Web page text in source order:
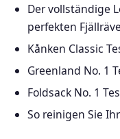
Der vollständige
perfekten
Kånken Classic
Greenland No. 1
Foldsack No. 1
So reinigen Sie